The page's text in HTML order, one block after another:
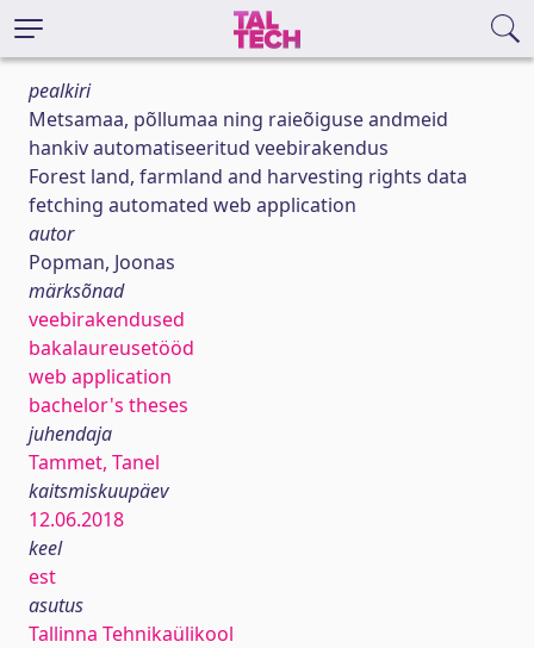
pealkiri
Metsamaa, põllumaa ning raieõiguse andmeid
hankiv automatiseeritud veebirakendus
Forest land, farmland and harvesting rights data
fetching automated web application
autor
Popman, Joonas
märksõnad
veebirakendused
bakalaureusetööd
web application
bachelor's theses
juhendaja
Tammet, Tanel
kaitsmiskuupäev
12.06.2018
keel
est
asutus
Tallinna Tehnikaülikool